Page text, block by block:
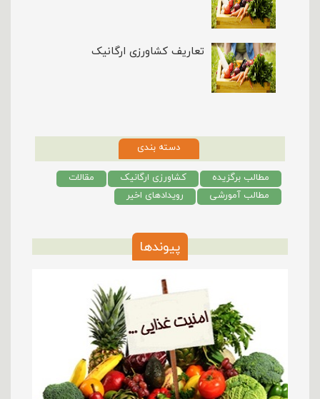
تعاریف کشاورزی ارگانیک
دسته بندی
مطالب برگزیده
کشاورزی ارگانیک
مقالات
مطالب آمورشی
رویدادهای اخیر
پیوندها